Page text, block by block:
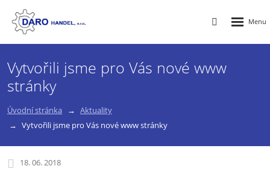
Vyhledávání
Vytvořili jsme pro Vás nové www
stránky
Úvodní stránka
Aktuality
Vytvořili jsme pro Vás nové www stránky
18. 06. 2018